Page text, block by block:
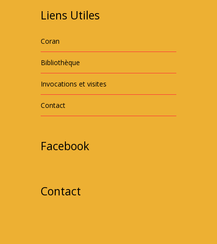
Liens Utiles
Coran
Bibliothèque
Invocations et visites
Contact
Facebook
Contact